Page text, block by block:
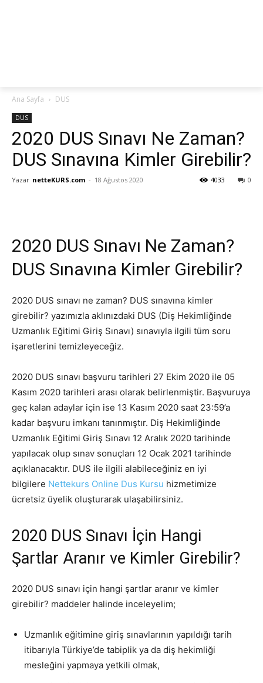
Ana Sayfa DUS
DUS
2020 DUS Sınavı Ne Zaman?
DUS Sınavına Kimler Girebilir?
Yazar netteKURS.com - 18 Ağustos 2020 0
4033
2020 DUS Sınavı Ne Zaman?
DUS Sınavına Kimler Girebilir?
2020 DUS sınavı ne zaman? DUS sınavına kimler
girebilir? yazımızla aklınızdaki DUS (Diş Hekimliğinde
Uzmanlık Eğitimi Giriş Sınavı) sınavıyla ilgili tüm soru
işaretlerini temizleyeceğiz.
2020 DUS sınavı başvuru tarihleri 27 Ekim 2020 ile 05
Kasım 2020 tarihleri arası olarak belirlenmiştir. Başvuruya
geç kalan adaylar için ise 13 Kasım 2020 saat 23:59’a
kadar başvuru imkanı tanınmıştır. Diş Hekimliğinde
Uzmanlık Eğitimi Giriş Sınavı 12 Aralık 2020 tarihinde
yapılacak olup sınav sonuçları 12 Ocak 2021 tarihinde
açıklanacaktır. DUS ile ilgili alabileceğiniz en iyi
bilgilere Nettekurs Online Dus Kursu hizmetimize
ücretsiz üyelik oluşturarak ulaşabilirsiniz.
2020 DUS Sınavı İçin Hangi
Şartlar Aranır ve Kimler Girebilir?
2020 DUS sınavı için hangi şartlar aranır ve kimler
girebilir? maddeler halinde inceleyelim;
Uzmanlık eğitimine giriş sınavlarının yapıldığı tarih
itibarıyla Türkiye’de tabiplik ya da diş hekimliği
mesleğini yapmaya yetkili olmak,